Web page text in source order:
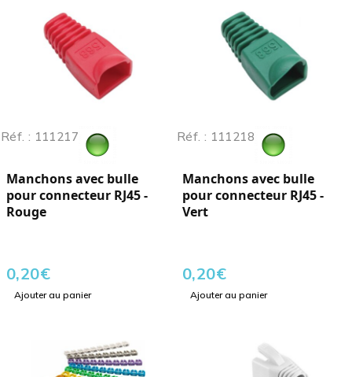
Réf. : 111217
Manchons avec bulle
pour connecteur RJ45 -
Rouge
0,20€
Ajouter au panier
Réf. : 111218
Manchons avec bulle
pour connecteur RJ45 -
Vert
0,20€
Ajouter au panier